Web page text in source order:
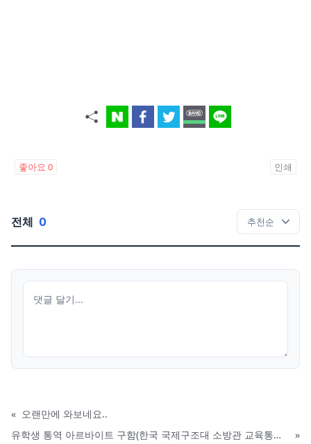
좋아요 0 인쇄
전체 0
« 오랜만에 와보네요..
유학생 통역 아르바이트 구함(한국 국제구조대 소방관 교육통역 구함)
»